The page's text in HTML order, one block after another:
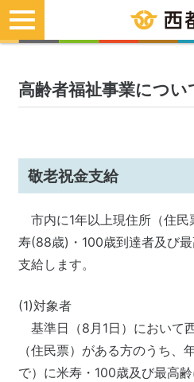
toggle
navigation
高齢者福祉事業につ
敬老祝金支給
市内に1年以上現住所（住民
寿(88歳)・100歳到達者及び
支給します。
(1)対象者
基準日（8月1日）において
（住民票）がある方のうち、
で）に米寿・100歳及び最高